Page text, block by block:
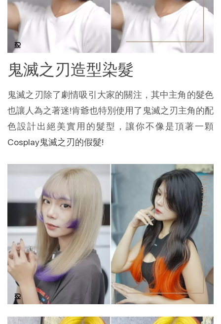
鬼滅之刃造型染髮
鬼滅之刃除了劇情吸引大家的關注，其中主角的髮色
也讓人為之著迷!肯爺也特別使用了鬼滅之刃主角的配
色設計出絕美實用的髮型，讓你不像是頂著一顆
Cosplay鬼滅之刃的假髮!